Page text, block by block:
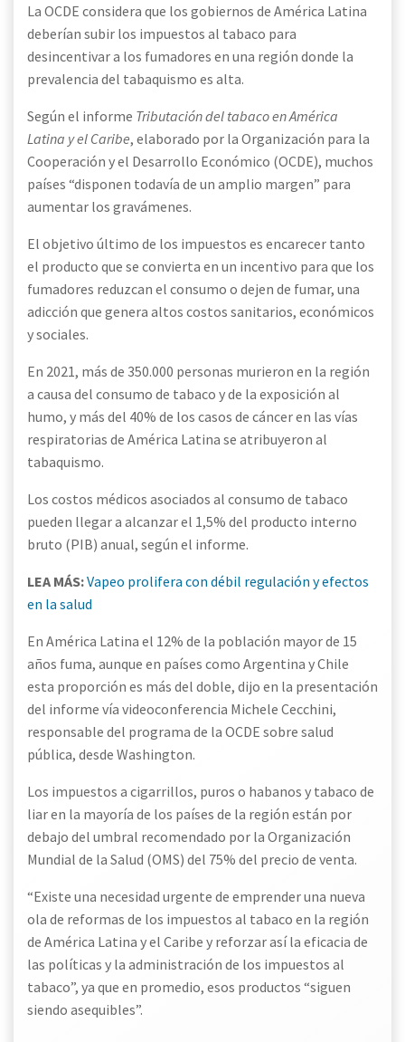
La OCDE considera que los gobiernos de América Latina
deberían subir los impuestos al tabaco para
desincentivar a los fumadores en una región donde la
prevalencia del tabaquismo es alta.
Según el informe Tributación del tabaco en América
Latina y el Caribe, elaborado por la Organización para la
Cooperación y el Desarrollo Económico (OCDE), muchos
países “disponen todavía de un amplio margen” para
aumentar los gravámenes.
El objetivo último de los impuestos es encarecer tanto
el producto que se convierta en un incentivo para que los
fumadores reduzcan el consumo o dejen de fumar, una
adicción que genera altos costos sanitarios, económicos
y sociales.
En 2021, más de 350.000 personas murieron en la región
a causa del consumo de tabaco y de la exposición al
humo, y más del 40% de los casos de cáncer en las vías
respiratorias de América Latina se atribuyeron al
tabaquismo.
Los costos médicos asociados al consumo de tabaco
pueden llegar a alcanzar el 1,5% del producto interno
bruto (PIB) anual, según el informe.
LEA MÁS:Vapeo prolifera con débil regulación y efectos
en la salud
En América Latina el 12% de la población mayor de 15
años fuma, aunque en países como Argentina y Chile
esta proporción es más del doble, dijo en la presentación
del informe vía videoconferencia Michele Cecchini,
responsable del programa de la OCDE sobre salud
pública, desde Washington.
Los impuestos a cigarrillos, puros o habanos y tabaco de
liar en la mayoría de los países de la región están por
debajo del umbral recomendado por la Organización
Mundial de la Salud (OMS) del 75% del precio de venta.
“Existe una necesidad urgente de emprender una nueva
ola de reformas de los impuestos al tabaco en la región
de América Latina y el Caribe y reforzar así la eficacia de
las políticas y la administración de los impuestos al
tabaco”, ya que en promedio, esos productos “siguen
siendo asequibles”.